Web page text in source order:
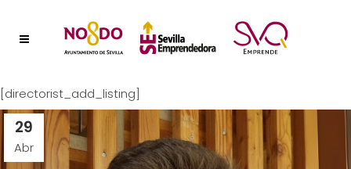
[directorist_add_listing]
29
Abr